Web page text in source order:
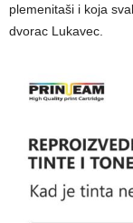
plemenitaši i koja
dvorac Lukavec.